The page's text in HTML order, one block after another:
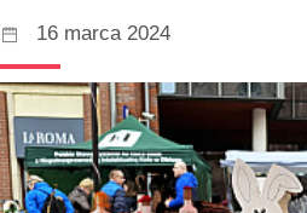
16 marca 2024